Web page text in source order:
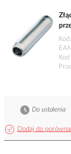
Kod
EAN
Dodaj do
Do ustalenia